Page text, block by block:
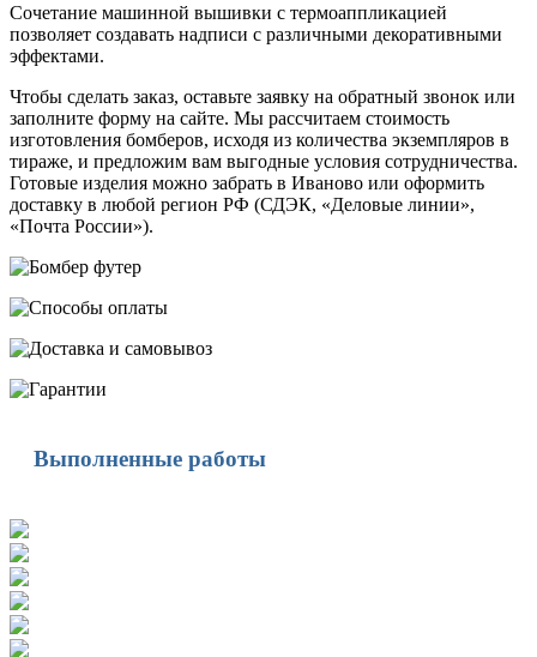
Сочетание машинной вышивки с термоаппликацией
позволяет создавать надписи с различными декоративными
эффектами.
Чтобы сделать заказ, оставьте заявку на обратный звонок или
заполните форму на сайте. Мы рассчитаем стоимость
изготовления бомберов, исходя из количества экземпляров в
тираже, и предложим вам выгодные условия сотрудничества.
Готовые изделия можно забрать в Иваново или оформить
доставку в любой регион РФ (СДЭК, «Деловые линии»,
«Почта России»).
Выполненные работы